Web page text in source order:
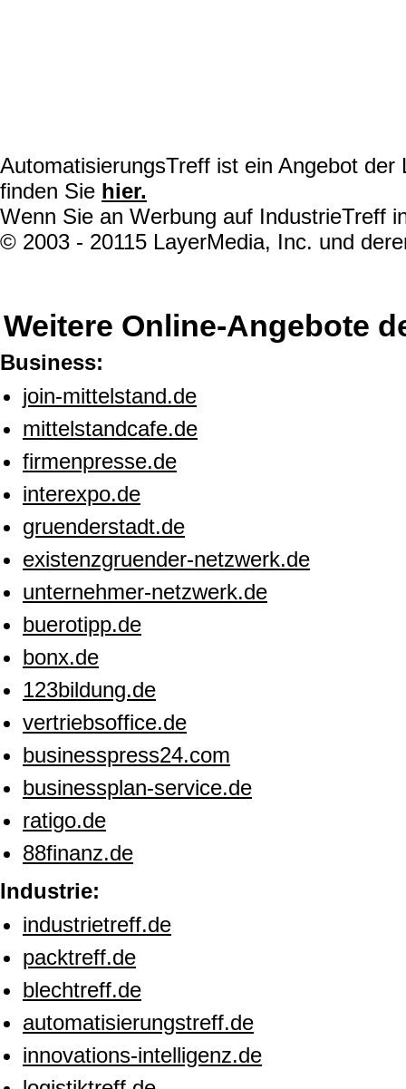
AutomatisierungsTreff ist ein Angebot
finden Sie hier.
Wenn Sie an Werbung auf IndustrieTreff
© 2003 - 20115 LayerMedia, Inc. und
Weitere Online-Angebote
Business:
join-mittelstand.de
mittelstandcafe.de
firmenpresse.de
interexpo.de
gruenderstadt.de
existenzgruender-netzwerk.de
unternehmer-netzwerk.de
buerotipp.de
bonx.de
123bildung.de
vertriebsoffice.de
businesspress24.com
businessplan-service.de
ratigo.de
88finanz.de
Industrie:
industrietreff.de
packtreff.de
blechtreff.de
automatisierungstreff.de
innovations-intelligenz.de